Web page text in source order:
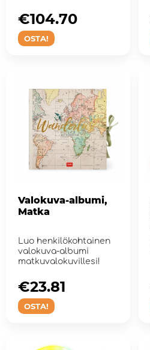
OSTA!
€104.70
Valokuva-albumi,
Matka
Luo henkilökohtainen
valokuva-albumi
matkuvalokuvillesi!
OSTA!
€23.81